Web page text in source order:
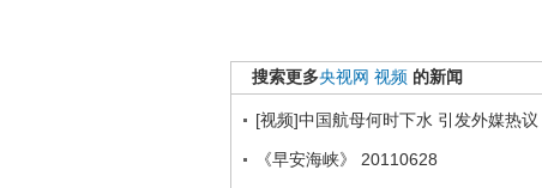
搜索更多央视网 视频 的新闻
[视频]中国航母何时下水 引发外媒热议
《早安海峡》 20110628